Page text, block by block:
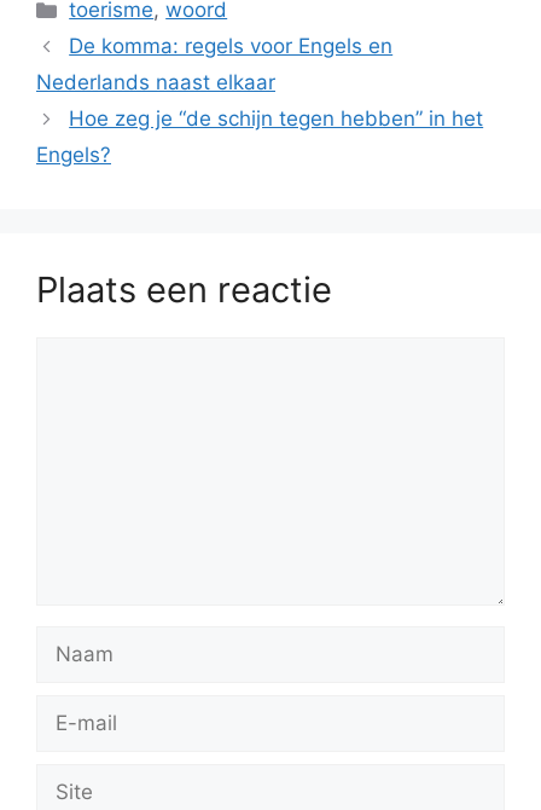
Categorieën
toerisme,woord
De komma: regels voor Engels en
Nederlands naast elkaar
Hoe zeg je “de schijn tegen hebben” in het
Engels?
Plaats een reactie
Naam
Site